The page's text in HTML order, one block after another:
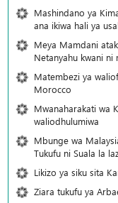
Mashindano ya
ana ikiwa hali ya
Meya Mamdani
Netanyahu kwani ni
Matembezi ya
Morocco
Mwanaharakati wa
waliodhulumiwa
Mbunge wa
Tukufu ni Suala la
Likizo ya siku sita
Ziara tukufu ya